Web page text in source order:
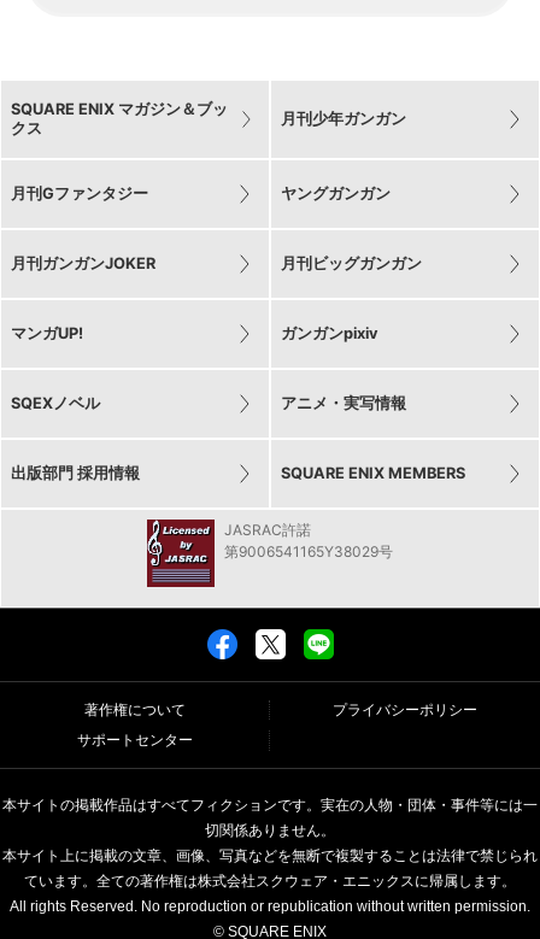
SQUARE ENIX マガジン＆ブッ
クス
月刊少年ガンガン
月刊Gファンタジー ヤングガンガン
月刊ガンガンJOKER 月刊ビッグガンガン
マンガUP! ガンガンpixiv
SQEXノベル アニメ・実写情報
出版部門 採用情報 SQUARE ENIX MEMBERS
JASRAC許諾
第9006541165Y38029号
著作権について
プライバシーポリシー
サポートセンター
本サイトの掲載作品はすべてフィクションです。実在の人物・団体・事件等には一
切関係ありません。
本サイト上に掲載の文章、画像、写真などを無断で複製することは法律で禁じられ
ています。全ての著作権は株式会社スクウェア・エニックスに帰属します。
All rights Reserved. No reproduction or republication without written permission.
© SQUARE ENIX